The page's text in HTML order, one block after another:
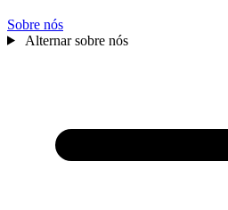
Sobre nós
Alternar sobre nós